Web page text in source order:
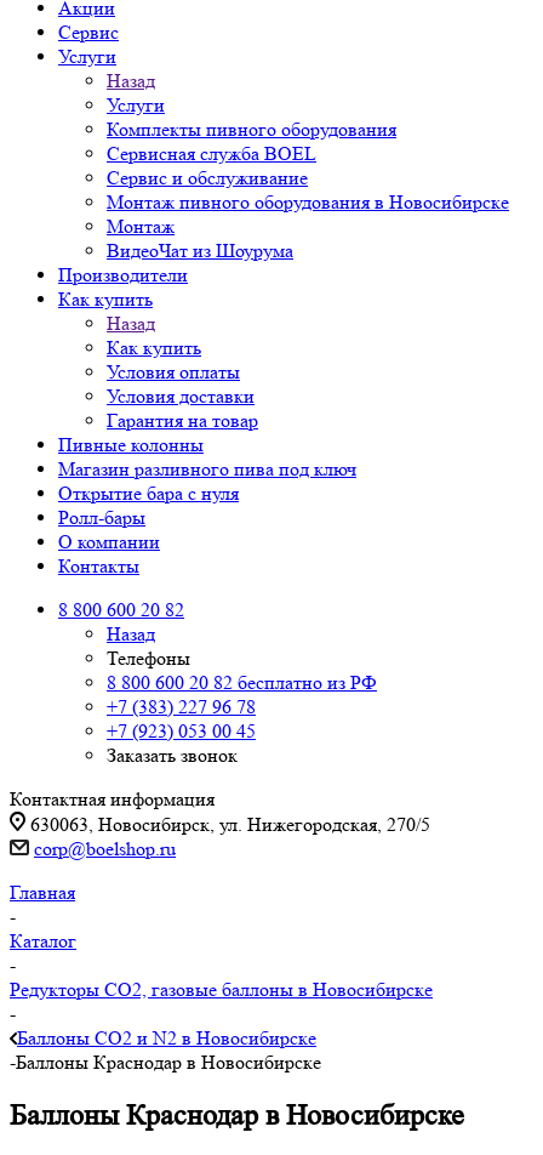
Акции
Сервис
Услуги
Назад
Услуги
Комплекты пивного оборудования
Сервисная служба BOEL
Сервис и обслуживание
Монтаж пивного оборудования в Новосибирске
Монтаж
ВидеоЧат из Шоурума
Производители
Как купить
Назад
Как купить
Условия оплаты
Условия доставки
Гарантия на товар
Пивные колонны
Магазин разливного пива под ключ
Открытие бара с нуля
Ролл-бары
О компании
Контакты
8 800 600 20 82
Назад
Телефоны
8 800 600 20 82 бесплатно из РФ
+7 (383) 227 96 78
+7 (923) 053 00 45
Заказать звонок
Контактная информация
630063, Новосибирск, ул. Нижегородская, 270/5
corp@boelshop.ru
Главная
-
Каталог
-
Редукторы СО2, газовые баллоны в Новосибирске
-
Баллоны СО2 и N2 в Новосибирске
-Баллоны Краснодар в Новосибирске
Баллоны Краснодар в Новосибирске